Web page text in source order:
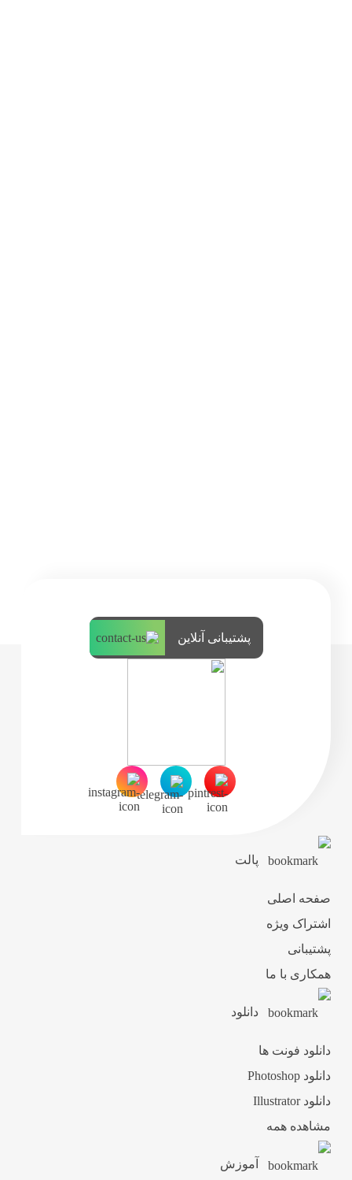
پالت
صفحه اصلی
اشتراک ویژه
پشتیبانی
همکاری با ما
دانلود
دانلود فونت ها
دانلود Photoshop
دانلود Illustrator
مشاهده همه
آموزش
پشتیبانی آنلاین